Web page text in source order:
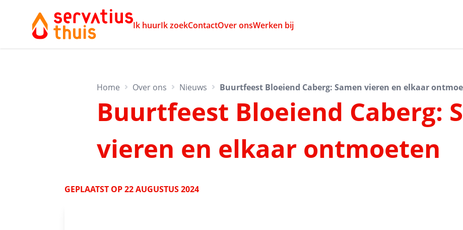
Ik huurIk zoekContactOver onsWerken bij
Home Over ons Nieuws Buurtfeest Bloeiend Caberg: Samen vieren en elkaar
Buurtfeest Bloeiend Caberg:
vieren en elkaar ontmoeten
GEPLAATST OP22 AUGUSTUS 2024